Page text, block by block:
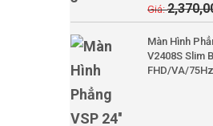
Màn Hình
V2408S Slim
FHD/VA/75Hz